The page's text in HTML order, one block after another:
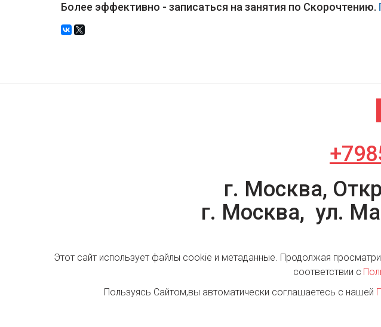
Более эффективно - записаться на занятия по Скорочтению.
г. Москва,
г. Москва,  ул.
Этот сайт использует файлы cookie и метаданные. Продолжая
соответствии с
Пользуясь Сайтом,вы автоматически соглашаетесь с нашей